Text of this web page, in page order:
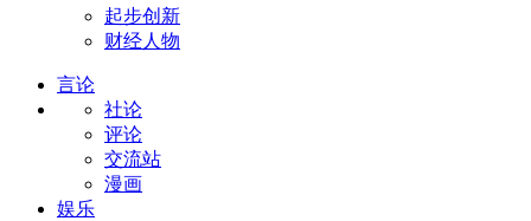
起步创新
财经人物
言论
社论
评论
交流站
漫画
娱乐